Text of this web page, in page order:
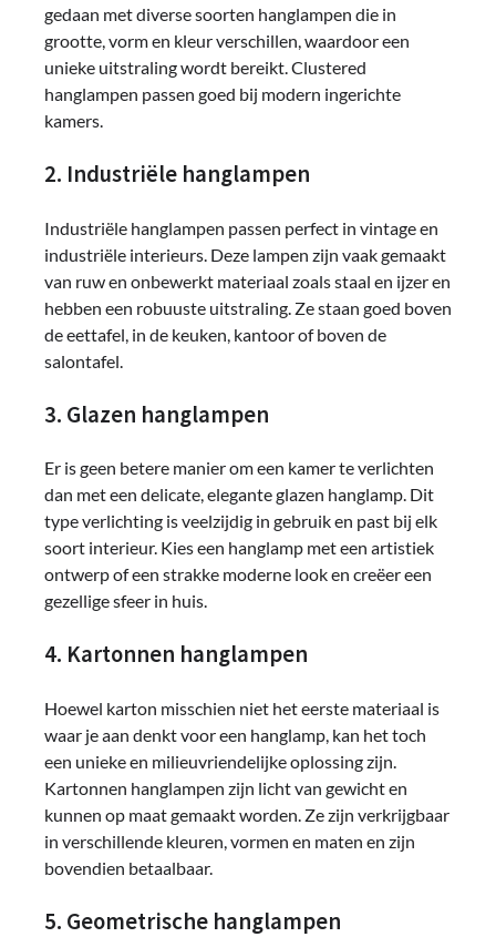
gedaan met diverse soorten hanglampen die in
grootte, vorm en kleur verschillen, waardoor een
unieke uitstraling wordt bereikt. Clustered
hanglampen passen goed bij modern ingerichte
kamers.
2. Industriële hanglampen
Industriële hanglampen passen perfect in vintage en
industriële interieurs. Deze lampen zijn vaak gemaakt
van ruw en onbewerkt materiaal zoals staal en ijzer en
hebben een robuuste uitstraling. Ze staan goed boven
de eettafel, in de keuken, kantoor of boven de
salontafel.
3. Glazen hanglampen
Er is geen betere manier om een kamer te verlichten
dan met een delicate, elegante glazen hanglamp. Dit
type verlichting is veelzijdig in gebruik en past bij elk
soort interieur. Kies een hanglamp met een artistiek
ontwerp of een strakke moderne look en creëer een
gezellige sfeer in huis.
4. Kartonnen hanglampen
Hoewel karton misschien niet het eerste materiaal is
waar je aan denkt voor een hanglamp, kan het toch
een unieke en milieuvriendelijke oplossing zijn.
Kartonnen hanglampen zijn licht van gewicht en
kunnen op maat gemaakt worden. Ze zijn verkrijgbaar
in verschillende kleuren, vormen en maten en zijn
bovendien betaalbaar.
5. Geometrische hanglampen